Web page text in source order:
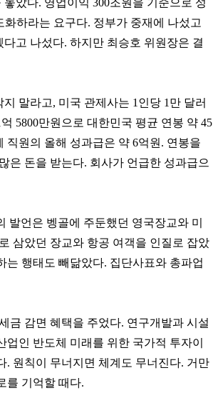
하라는 요구다. 정부가 중재에 나섰고
고 나섰다. 하지만 최승호 위원장은 결
말라고, 미국 관제사는 1인당 1만 달러
5800만원으로 대한민국 평균 연봉 약 45
직원의 올해 성과급은 약 6억원. 연봉을
은 돈을 받는다. 회사가 언급한 성과급으
발언은 벵골에 주둔했던 영국장교와 미
삼았던 장교와 항공 여객을 인질로 잡았
는 행태도 빼닮았다. 집단사표와 총파업
금 감면 혜택을 주었다. 연구개발과 시설
인 반도체 미래를 위한 국가적 투자이
. 원칙이 무너지면 체계도 무너진다. 거만
를 기억할 때다.